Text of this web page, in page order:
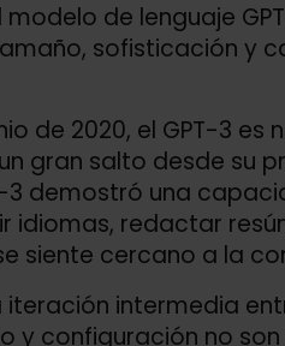
de lenguaje
sofisticación y
de 2020, el GPT-3
gran salto desde su
3 demostró una
redactar
siente cercano a la
iteración intermedia
y configuración no